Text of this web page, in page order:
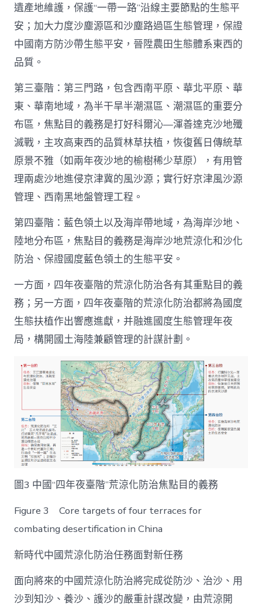
遺產地維護，保護“一帶一路”沿線主要節點的生態平
安；加大力度沙塵源區和沙塵路過區生態管理，保證
中國南方防沙帶生態平安，晉陞農田生態體系東西的
品質。
第三臺階：第三門路，包含西南平原、華北平原、華
東、華南地域，為半干旱半潮濕區、潮濕區的重要分
布區，焦點目的義務是打好科爾沁—渾善達克沙地殲
滅戰，主攻高東西的品質林草扶植，恢復舊日傳統草
原景不雅（如兩年夜沙地的榆樹稀少草原），有用管
理兩處沙地進侵京津冀的風沙源；實行好京津風沙源
管理、西南黑地盤管理工程。
第四臺階：藍色領土以及海岸帶地域，為海岸沙地、
陸地分布區，焦點目的義務是海岸沙地荒涼化和沙化
防治、保證國度藍色領土的生態平安。
一方面，四年夜臺階的荒涼化防治各有其重點目的義
務；另一方面，四年夜臺階的荒涼化防治都將為國度
生態扶植作出響應進獻，并融進國度生態管理年夜
局，構開國土海陸兼顧管理的計謀計劃。
圖3 中國“四年夜臺階”荒涼化防治焦點目的義務
Figure 3 Core targets of four terraces for
combating desertification in China
新時代中國荒涼化防治任務面對新任務
面向將來的中國荒涼化防治將完成從防沙、治沙、用
沙到知沙、養沙、護沙的嚴重計謀改變，由荒涼開